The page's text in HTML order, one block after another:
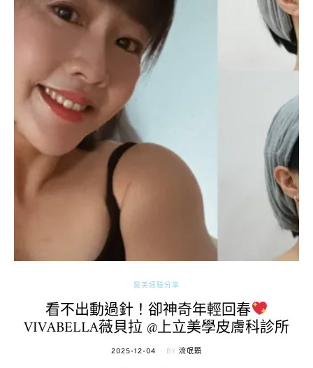
醫美經驗分享
看不出動過針！卻神奇年輕回春
VIVABELLA薇貝拉 @上立美學皮膚科診所
POSTED
2025-12-04 BY 流氓顆